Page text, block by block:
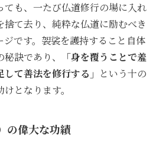
ても、一たび仏道修行の場に入れ
て去り、純粋な仏道に励むべき
です。袈裟を護持すること自体
訣であり、
「身を覆うことで羞
て善法を修行する」 という十の
となります。
の偉大な功績